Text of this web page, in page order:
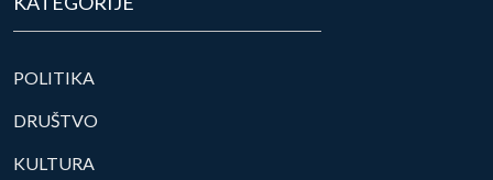
POLITIKA
DRUŠTVO
KULTURA